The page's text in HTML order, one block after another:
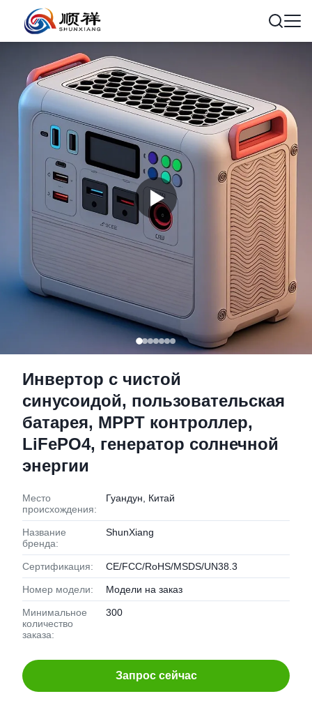
Инвертор с чистой
синусоидой, пользовательская
батарея, MPPT контроллер,
LiFePO4, генератор солнечной
энергии
Место
происхождения:
Гуандун, Китай
Название
бренда:
ShunXiang
Сертификация: CE/FCC/RoHS/MSDS/UN38.3
Номер модели: Модели на заказ
Минимальное
количество
заказа:
300
Запрос сейчас